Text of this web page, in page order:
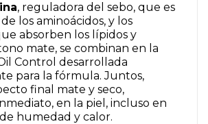
, reguladora del sebo, que es
los aminoácidos, y los
absorben los lípidos y
mate, se combinan en la
Control desarrollada
para la fórmula. Juntos,
final mate y seco,
en la piel, incluso en
humedad y calor.